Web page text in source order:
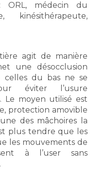
ORL, médecin du
kinésithérapeute,
agit de manière
une désocclusion
du bas ne se
éviter l’usure
Le moyen utilisé est
protection amovible
des mâchoires la
plus tendre que les
les mouvements de
à l’user sans